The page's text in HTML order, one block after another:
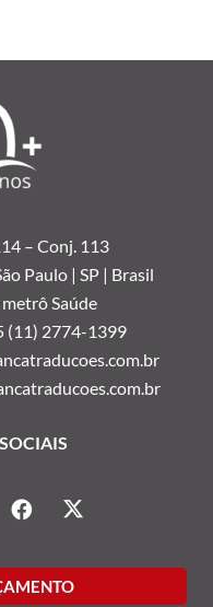
– Conj. 113
Paulo | SP | Brasil
Saúde
(11) 2774-1399